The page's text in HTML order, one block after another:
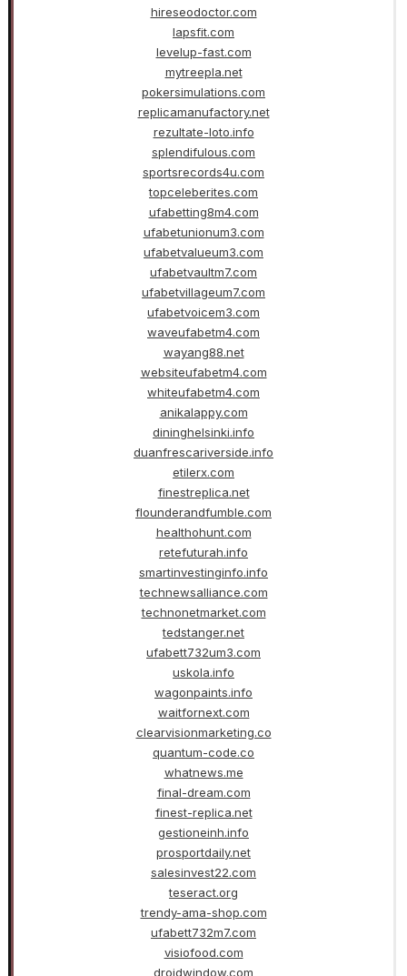
hireseodoctor.com
lapsfit.com
levelup-fast.com
mytreepla.net
pokersimulations.com
replicamanufactory.net
rezultate-loto.info
splendifulous.com
sportsrecords4u.com
topceleberites.com
ufabetting8m4.com
ufabetunionum3.com
ufabetvalueum3.com
ufabetvaultm7.com
ufabetvillageum7.com
ufabetvoicem3.com
waveufabetm4.com
wayang88.net
websiteufabetm4.com
whiteufabetm4.com
anikalappy.com
dininghelsinki.info
duanfrescariverside.info
etilerx.com
finestreplica.net
flounderandfumble.com
healthohunt.com
retefuturah.info
smartinvestinginfo.info
technewsalliance.com
technonetmarket.com
tedstanger.net
ufabett732um3.com
uskola.info
wagonpaints.info
waitfornext.com
clearvisionmarketing.co
quantum-code.co
whatnews.me
final-dream.com
finest-replica.net
gestioneinh.info
prosportdaily.net
salesinvest22.com
teseract.org
trendy-ama-shop.com
ufabett732m7.com
visiofood.com
droidwindow.com